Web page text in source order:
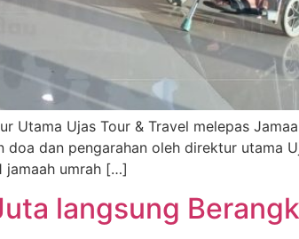
Utama Ujas Tour & Travel melepas
dan pengarahan oleh direktur utama
jamaah umrah […]
langsung